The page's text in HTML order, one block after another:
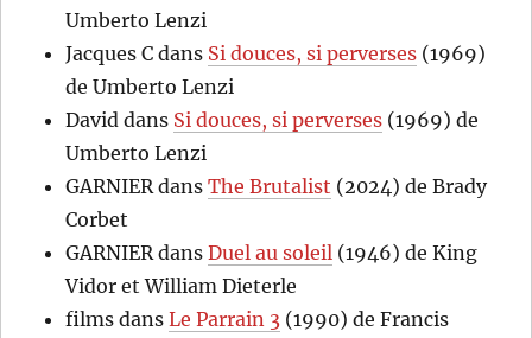
Umberto Lenzi
Jacques C dans Si douces, si perverses (1969)
de Umberto Lenzi
David dans Si douces, si perverses (1969) de
Umberto Lenzi
GARNIER dansThe Brutalist (2024) de Brady
Corbet
GARNIER dansDuel au soleil (1946) de King
Vidor et William Dieterle
films dansLe Parrain 3 (1990) de Francis